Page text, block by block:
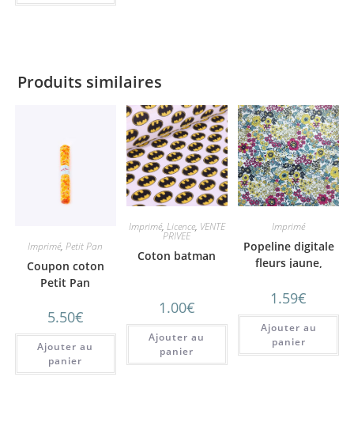
Produits similaires
Imprimé,Petit Pan
Coupon coton
Petit Pan
5.50€
Ajouter au
panier
Imprimé, Licence, VENTE
PRIVEE
Coton batman
1.00€
Ajouter au
panier
Imprimé
Popeline digitale
fleurs jaune,
1.59€
Ajouter au
panier